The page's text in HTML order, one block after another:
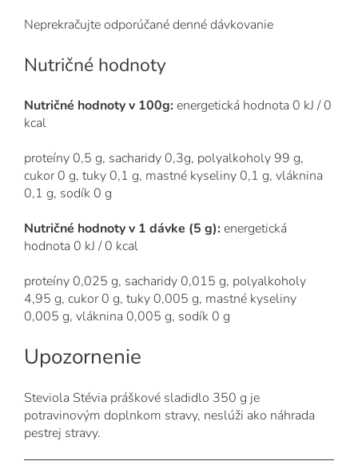
Neprekračujte odporúčané denné dávkovanie
Nutričné ​​hodnoty
Nutričné hodnoty v 100g:energetická hodnota 0 kJ / 0
kcal
proteíny 0,5 g, sacharidy 0,3g, polyalkoholy 99 g,
cukor 0 g, tuky 0,1 g, mastné kyseliny 0,1 g, vláknina
0,1 g, sodík 0 g
Nutričné hodnoty v 1 dávke (5 g):energetická
hodnota 0 kJ / 0 kcal
proteíny 0,025 g, sacharidy 0,015 g, polyalkoholy
4,95 g, cukor 0 g, tuky 0,005 g, mastné kyseliny
0,005 g, vláknina 0,005 g, sodík 0 g
Upozornenie
Steviola Stévia práškové sladidlo 350 g je
potravinovým doplnkom stravy, neslúži ako náhrada
pestrej stravy.